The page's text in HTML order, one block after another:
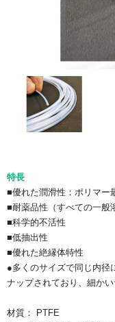
特長
■優れた潤滑性：ポリマー
■耐薬品性（すべての一般
■科学的不活性
■低抽出性
■優れた絶縁体特性
●多くのサイズで同じ内径
ナップされており、細か
材質： PTFE